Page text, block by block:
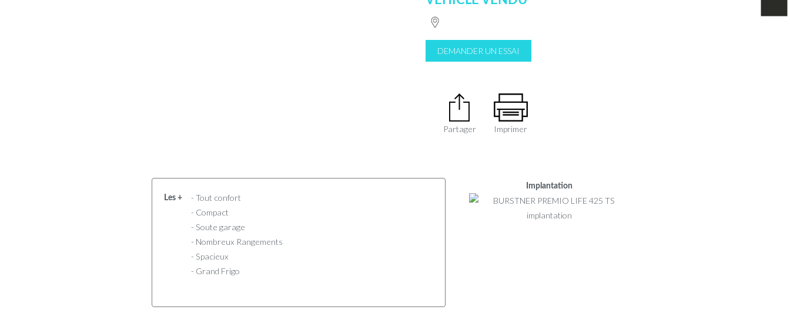
DEMANDER UN ESSAI
Partager Imprimer
Les +
- Tout confort
- Compact
- Soute garage
- Nombreux Rangements
- Spacieux
- Grand Frigo
Implantation